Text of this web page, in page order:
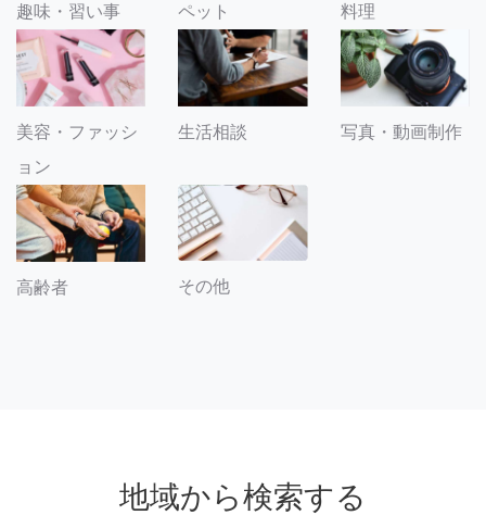
趣味・習い事 ペット 料理
美容・ファッシ
ョン
生活相談 写真・動画制作
高齢者 その他
地域から検索する